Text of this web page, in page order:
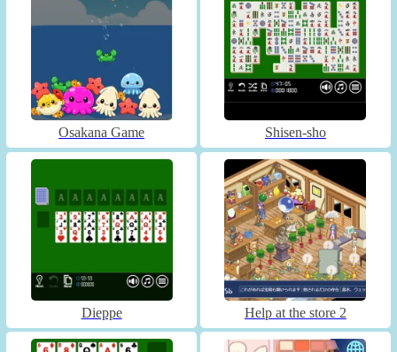
Osakana Game Shisen-sho
Dieppe Help at the store 2